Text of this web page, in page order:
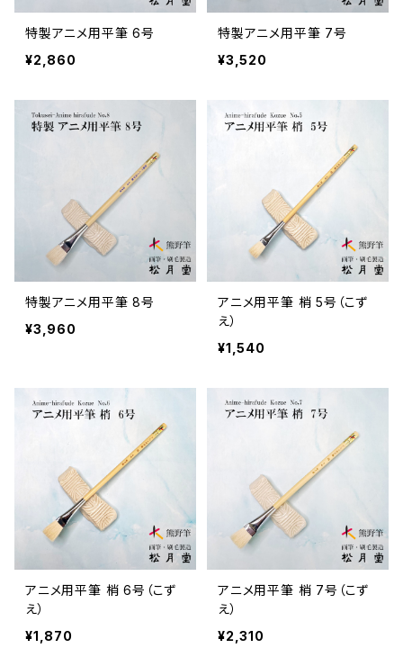
特製アニメ用平筆 6号
¥2,860
特製アニメ用平筆 7号
¥3,520
特製アニメ用平筆 8号
¥3,960
アニメ用平筆 梢 5号（こず
え）
¥1,540
アニメ用平筆 梢 6号（こず
え）
¥1,870
アニメ用平筆 梢 7号（こず
え）
¥2,310